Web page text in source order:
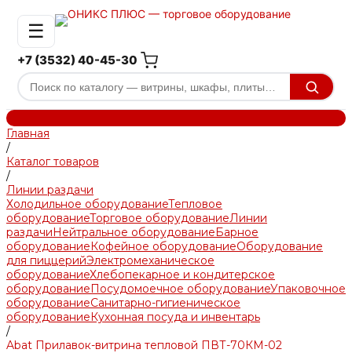
☰
+7 (3532) 40-45-30
Главная
/
Каталог товаров
/
Линии раздачи
Холодильное оборудованиеТепловое
оборудованиеТорговое оборудованиеЛинии
раздачиНейтральное оборудованиеБарное
оборудованиеКофейное оборудованиеОборудование
для пиццерийЭлектромеханическое
оборудованиеХлебопекарное и кондитерское
оборудованиеПосудомоечное оборудованиеУпаковочное
оборудованиеСанитарно-гигиеническое
оборудованиеКухонная посуда и инвентарь
/
Abat Прилавок-витрина тепловой ПВТ-70КМ-02